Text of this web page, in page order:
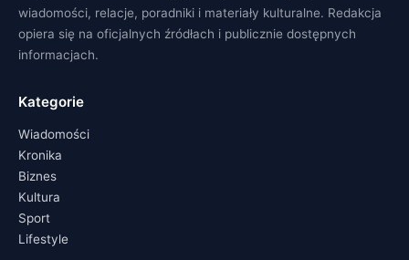
wiadomości, relacje, poradniki i materiały kulturalne. Redakcja
opiera się na oficjalnych źródłach i publicznie dostępnych
informacjach.
Kategorie
Wiadomości
Kronika
Biznes
Kultura
Sport
Lifestyle